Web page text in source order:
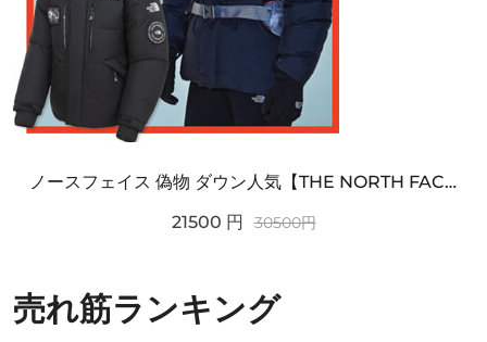
ノースフェイス 偽物 ダウン人気【THE NORTH FACE】M'S 7 SUMMIT HIM...
21500 円 30500円
売れ筋ランキング